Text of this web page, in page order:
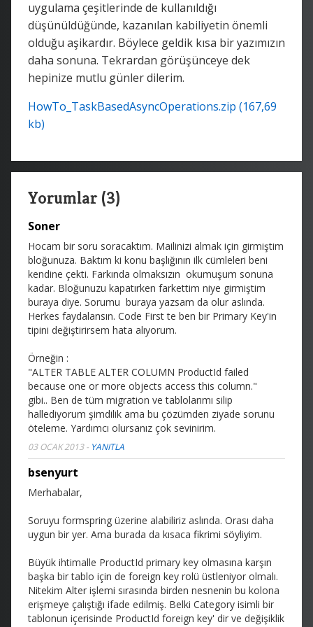
uygulama çeşitlerinde de kullanıldığı
düşünüldüğünde, kazanılan kabiliyetin önemli
olduğu aşikardır. Böylece geldik kısa bir yazımızın
daha sonuna. Tekrardan görüşünceye dek
hepinize mutlu günler dilerim.
HowTo_TaskBasedAsyncOperations.zip (167,69
kb)
Yorumlar (3)
Soner
Hocam bir soru soracaktım. Mailinizi almak için girmiştim
bloğunuza. Baktım ki konu başlığının ilk cümleleri beni
kendine çekti. Farkında olmaksızın okumuşum sonuna
kadar. Bloğunuzu kapatırken farkettim niye girmiştim
buraya diye. Sorumu buraya yazsam da olur aslında.
Herkes faydalansın. Code First te ben bir Primary Key'in
tipini değiştirirsem hata alıyorum.
Örneğin :
"ALTER TABLE ALTER COLUMN ProductId failed
because one or more objects access this column."
gibi.. Ben de tüm migration ve tablolarımı silip
hallediyorum şimdilik ama bu çözümden ziyade sorunu
öteleme. Yardımcı olursanız çok sevinirim.
03 OCAK 2013- YANITLA
bsenyurt
Merhabalar,
Soruyu formspring üzerine alabiliriz aslında. Orası daha
uygun bir yer. Ama burada da kısaca fikrimi söyliyim.
Büyük ihtimalle ProductId primary key olmasına karşın
başka bir tablo için de foreign key rolü üstleniyor olmalı.
Nitekim Alter işlemi sırasında birden nesnenin bu kolona
erişmeye çalıştığı ifade edilmiş. Belki Category isimli bir
tablonun içerisinde ProductId foreign key' dir ve değişiklik